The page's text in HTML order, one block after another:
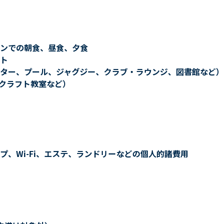
での朝食、昼食、夕食
、プール、ジャグジー、クラブ・ラウンジ、図書館など）
フト教室など）
、Wi-Fi、エステ、ランドリーなどの個人的諸費用